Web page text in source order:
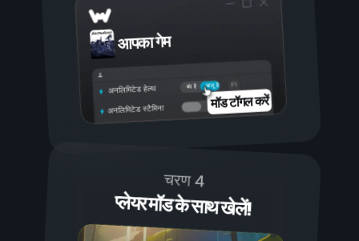
आपका गेम
चालू है
बंद है
अनलिमिटेड हेल्थ
अनलिमिटेड स्टैमिना मॉड टॉगल करें
चरण 4
प्लेयर मॉड के साथ खेलें!